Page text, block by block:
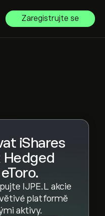
Zaregistrujte se
iShares
Hedged
IJPE.L akcie
platformě
aktivy.